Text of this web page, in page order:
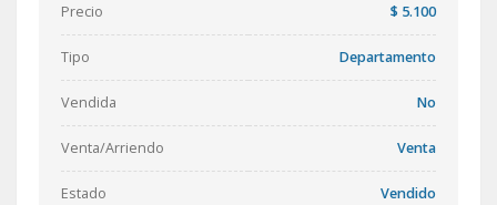
Precio $ 5.100
Tipo Departamento
Vendida No
Venta/Arriendo Venta
Estado Vendido